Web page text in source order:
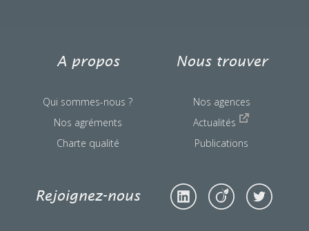
A propos
Qui sommes-nous ?
Nos agréments
Charte qualité
Nous trouver
Nos agences
Actualités
Publications
Rejoignez-nous